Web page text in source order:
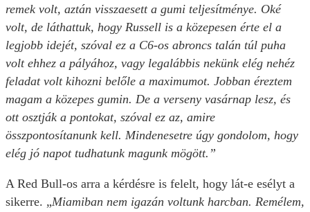
remek volt, aztán visszaesett a gumi teljesítménye. Oké
volt, de láthattuk, hogy Russell is a közepesen érte el a
legjobb idejét, szóval ez a C6-os abroncs talán túl puha
volt ehhez a pályához, vagy legalábbis nekünk elég nehéz
feladat volt kihozni belőle a maximumot. Jobban éreztem
magam a közepes gumin. De a verseny vasárnap lesz, és
ott osztják a pontokat, szóval ez az, amire
összpontosítanunk kell. Mindenesetre úgy gondolom, hogy
elég jó napot tudhatunk magunk mögött.”
A Red Bull-os arra a kérdésre is felelt, hogy lát-e esélyt a
sikerre. „Miamiban nem igazán voltunk harcban. Remélem,